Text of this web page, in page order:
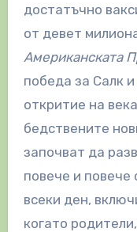
достатъчно
от девет
Американската
победа за Салк
откритие на
бедствените
започват да
повече и повече
всеки ден,
когато